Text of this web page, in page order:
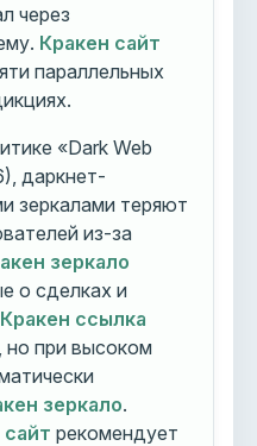
через
Кракен сайт
параллельных
«Dark Web
даркнет-
зеркалами теряют
из-за
зеркало
о сделках и
Кракен ссылка
но при высоком
зеркало.
рекомендует